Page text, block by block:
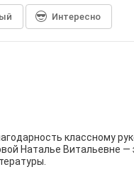
Интересно
классному
Наталье Витальевне —